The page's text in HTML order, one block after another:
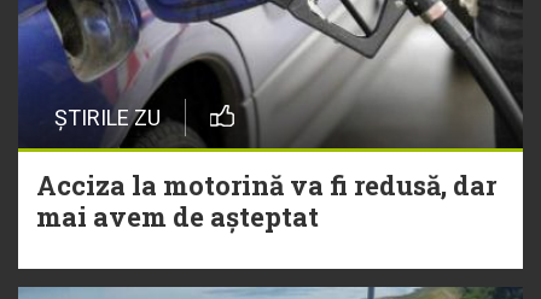
ȘTIRILE ZU
Acciza la motorină va fi redusă, dar
mai avem de așteptat